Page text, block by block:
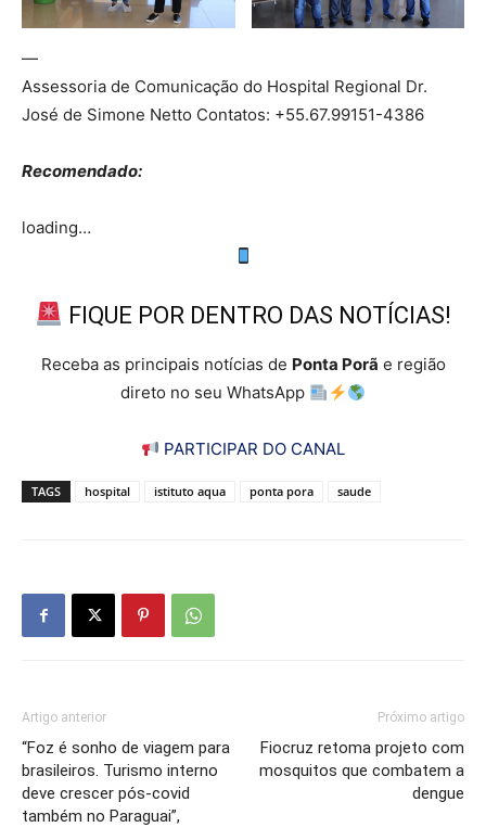
—
Assessoria de Comunicação do Hospital Regional Dr.
José de Simone Netto Contatos: +55.67.99151-4386
Recomendado:
loading…
FIQUE POR DENTRO DAS NOTÍCIAS!
Receba as principais notícias de Ponta Porã e região
direto no seu WhatsApp
PARTICIPAR DO CANAL
TAGS hospital istituto aqua ponta pora saude
Artigo anterior
“Foz é sonho de viagem para
brasileiros. Turismo interno
deve crescer pós-covid
também no Paraguai”,
Próximo artigo
Fiocruz retoma projeto com
mosquitos que combatem a
dengue